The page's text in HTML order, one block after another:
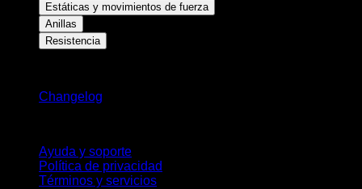
Estáticas y movimientos de fuerza
Anillas
Resistencia
Changelog
Ayuda y soporte
Política de privacidad
Términos y servicios